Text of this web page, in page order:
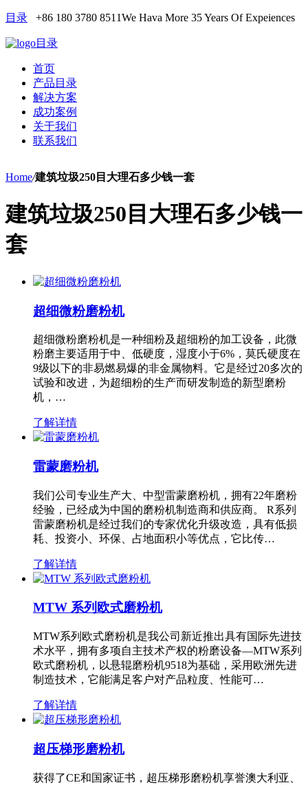
目录 +86 180 3780 8511We Hava More 35 Years Of Expeiences
目录
首页
产品目录
解决方案
成功案例
关于我们
联系我们
Home/建筑垃圾250目大理石多少钱一套
建筑垃圾250目大理石多少钱一
套
超细微粉磨粉机
超细微粉磨粉机是一种细粉及超细粉的加工设备，此微
粉磨主要适用于中、低硬度，湿度小于6%，莫氏硬度在
9级以下的非易燃易爆的非金属物料。它是经过20多次的
试验和改进，为超细粉的生产而研发制造的新型磨粉
机，…
了解详情
雷蒙磨粉机
我们公司专业生产大、中型雷蒙磨粉机，拥有22年磨粉
经验，已经成为中国的磨粉机制造商和供应商。 R系列
雷蒙磨粉机是经过我们的专家优化升级改造，具有低损
耗、投资小、环保、占地面积小等优点，它比传…
了解详情
MTW 系列欧式磨粉机
MTW系列欧式磨粉机是我公司新近推出具有国际先进技
术水平，拥有多项自主技术产权的粉磨设备—MTW系列
欧式磨粉机，以悬辊磨粉机9518为基础，采用欧洲先进
制造技术，它能满足客户对产品粒度、性能可…
了解详情
超压梯形磨粉机
获得了CE和国家证书，超压梯形磨粉机享誉澳大利亚、